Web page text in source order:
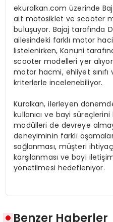
ekuralkan.com üzerinde
ait motosiklet ve scooter
buluşuyor. Bajaj tarafında
ailesindeki farklı motor
listelenirken, Kanuni
scooter modelleri yer
motor hacmi, ehliyet
kriterlerle incelenebiliyor.
Kuralkan, ilerleyen
kullanıcı ve bayi
modülleri de devreye
deneyiminin farklı
sağlanması, müşteri
karşılanması ve bayi
yönetilmesi hedefleniyor.
Benzer Haberler